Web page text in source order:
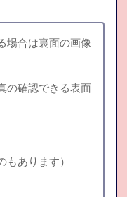
場合は裏面の画像
の確認できる表面
あります）